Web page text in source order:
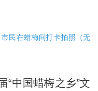
民在蜡梅间打卡拍照（无
“中国蜡梅之乡”文